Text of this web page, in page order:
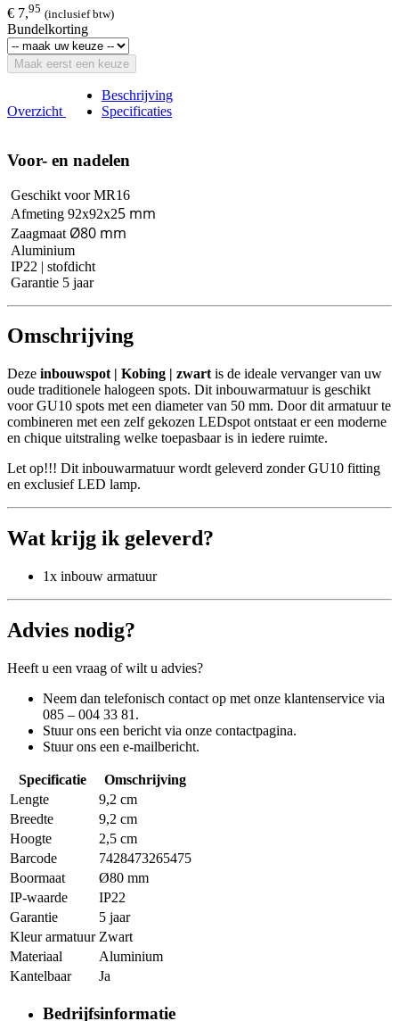
€ 7,95 (inclusief btw)
Bundelkorting
Maak eerst een keuze
Overzicht
Beschrijving
Specificaties
Voor- en nadelen
Geschikt voor MR16
Afmeting 92x92x25 mm
Zaagmaat Ø80 mm
Aluminium
IP22 | stofdicht
Garantie 5 jaar
Omschrijving
Deze inbouwspot | Kobing | zwart is de ideale vervanger van uw
oude traditionele halogeen spots. Dit inbouwarmatuur is geschikt
voor GU10 spots met een diameter van 50 mm. Door dit armatuur te
combineren met een zelf gekozen LEDspot ontstaat er een moderne
en chique uitstraling welke toepasbaar is in iedere ruimte.
Let op!!! Dit inbouwarmatuur wordt geleverd zonder GU10 fitting
en exclusief LED lamp.
Wat krijg ik geleverd?
1x inbouw armatuur
Advies nodig?
Heeft u een vraag of wilt u advies?
Neem dan telefonisch contact op met onze klantenservice via
085 – 004 33 81.
Stuur ons een bericht via onze contactpagina.
Stuur ons een e-mailbericht.
Specificatie
Omschrijving
Lengte
9,2 cm
Breedte
9,2 cm
Hoogte
2,5 cm
Barcode
7428473265475
Boormaat
Ø80 mm
IP-waarde
IP22
Garantie
5 jaar
Kleur armatuur Zwart
Materiaal
Aluminium
Kantelbaar
Ja
Bedrijfsinformatie